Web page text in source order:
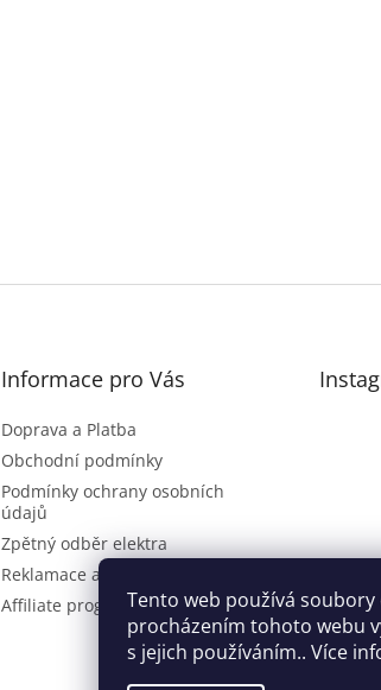
Tento web používá soubory
procházením tohoto webu
s jejich používáním.. Více
Informace pro Vás
Doprava a Platba
Obchodní podmínky
Podmínky ochrany osobních
údajů
Zpětný odběr elektra
Reklamace a vrácení zboží
Affiliate program